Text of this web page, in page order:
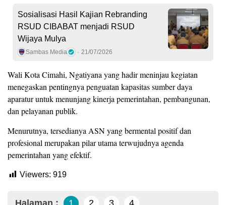
Sosialisasi Hasil Kajian Rebranding
RSUD CIBABAT menjadi RSUD
Wijaya Mulya
Sambas Media 21/07/2026
Wali Kota Cimahi, Ngatiyana yang hadir meninjau kegiatan
menegaskan pentingnya penguatan kapasitas sumber daya
aparatur untuk menunjang kinerja pemerintahan, pembangunan,
dan pelayanan publik.
Menurutnya, tersedianya ASN yang bermental positif dan
profesional merupakan pilar utama terwujudnya agenda
pemerintahan yang efektif.
Viewers: 919
Halaman : 1 2 3 4